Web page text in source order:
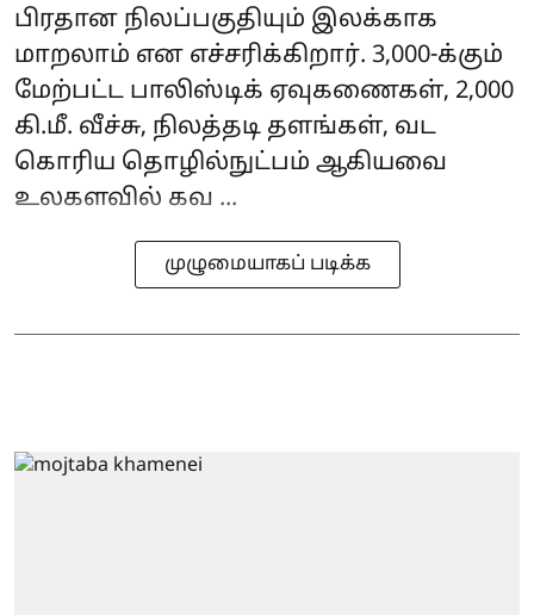
பிரதான நிலப்பகுதியும் இலக்காக
மாறலாம் என எச்சரிக்கிறார். 3,000-க்கும்
மேற்பட்ட பாலிஸ்டிக் ஏவுகணைகள், 2,000
கி.மீ. வீச்சு, நிலத்தடி தளங்கள், வட
கொரிய தொழில்நுட்பம் ஆகியவை
உலகளவில் கவ ...
முழுமையாகப் படிக்க